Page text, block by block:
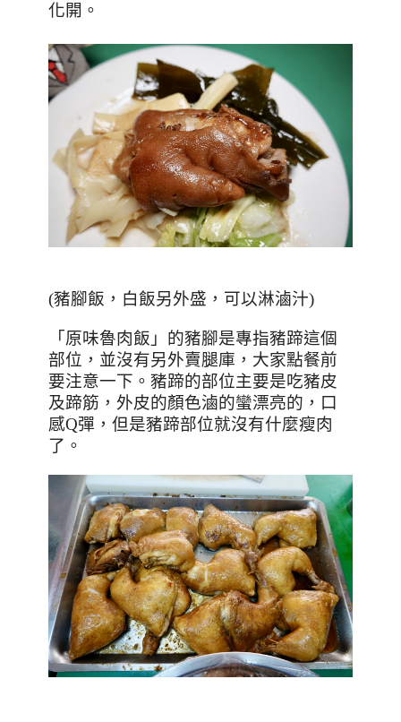
化開。
(豬腳飯，白飯另外盛，可以淋滷汁)
「原味魯肉飯」的豬腳是專指豬蹄這個
部位，並沒有另外賣腿庫，大家點餐前
要注意一下。豬蹄的部位主要是吃豬皮
及蹄筋，外皮的顏色滷的蠻漂亮的，口
感Q彈，但是豬蹄部位就沒有什麼瘦肉
了。